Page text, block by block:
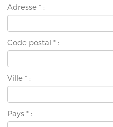
Adresse * :
Code postal * :
Ville * :
Pays * :